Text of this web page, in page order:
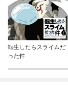
転生したらスライムだ
った件